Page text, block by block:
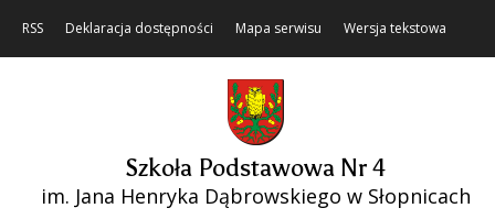
RSS Deklaracja dostępności Mapa serwisu Wersja tekstowa
Szkoła Podstawowa Nr 4
im. Jana Henryka Dąbrowskiego w Słopnicach